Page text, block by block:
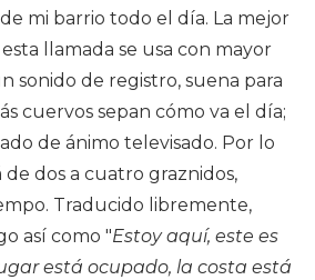
mi barrio todo el día. La mejor
llamada se usa con mayor
sonido de registro, suena para
cuervos sepan cómo va el día;
de ánimo televisado. Por lo
dos a cuatro graznidos,
Traducido libremente,
así como "Estoy aquí, este es
está ocupado, la costa está